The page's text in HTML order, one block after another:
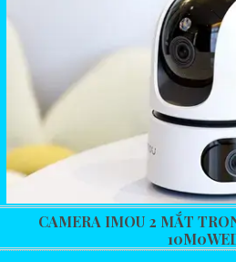
CAMERA IMOU 2 MẮT